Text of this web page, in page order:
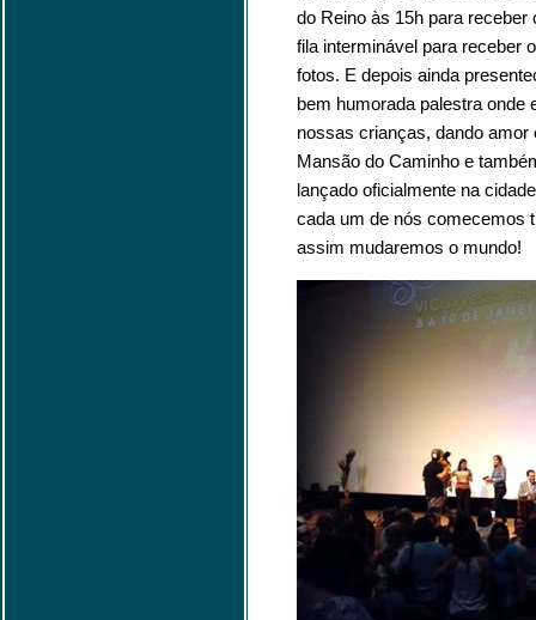
do Reino às 15h para
fila interminável para receber
fotos. E depois ainda
bem humorada palestra onde
nossas crianças, dando amor
Mansão do Caminho e
lançado oficialmente na
cada um de nós comecemos
assim mudaremos o mundo!